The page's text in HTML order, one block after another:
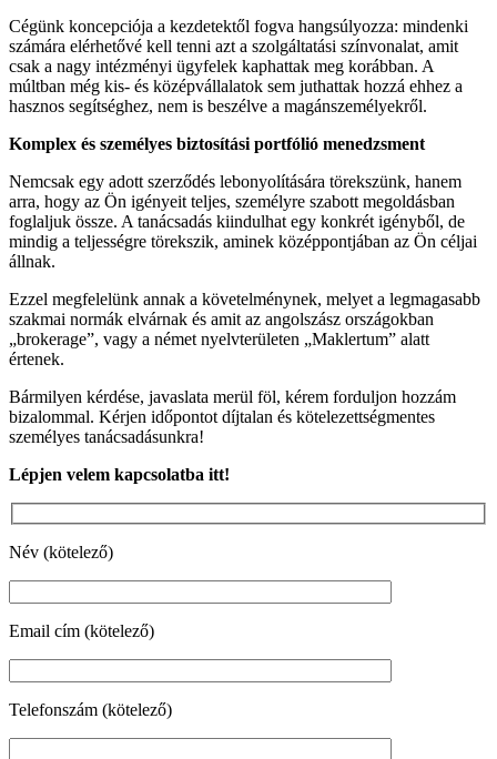
Cégünk koncepciója a kezdetektől fogva hangsúlyozza: mindenki
számára elérhetővé kell tenni azt a szolgáltatási színvonalat, amit
csak a nagy intézményi ügyfelek kaphattak meg korábban. A
múltban még kis- és középvállalatok sem juthattak hozzá ehhez a
hasznos segítséghez, nem is beszélve a magánszemélyekről.
Komplex és személyes biztosítási portfólió menedzsment
Nemcsak egy adott szerződés lebonyolítására törekszünk, hanem
arra, hogy az Ön igényeit teljes, személyre szabott megoldásban
foglaljuk össze. A tanácsadás kiindulhat egy konkrét igényből, de
mindig a teljességre törekszik, aminek középpontjában az Ön céljai
állnak.
Ezzel megfelelünk annak a követelménynek, melyet a legmagasabb
szakmai normák elvárnak és amit az angolszász országokban
„brokerage”, vagy a német nyelvterületen „Maklertum” alatt
értenek.
Bármilyen kérdése, javaslata merül föl, kérem forduljon hozzám
bizalommal. Kérjen időpontot díjtalan és kötelezettségmentes
személyes tanácsadásunkra!
Lépjen velem kapcsolatba itt!
Név (kötelező)
Email cím (kötelező)
Telefonszám (kötelező)